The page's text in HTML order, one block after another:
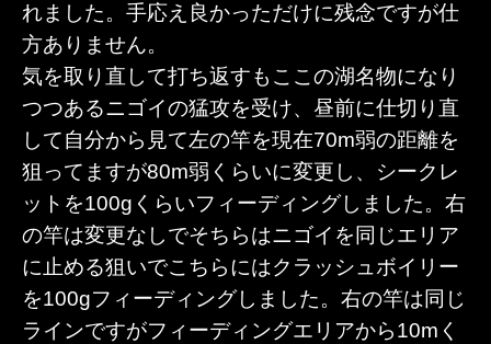
れました。手応え良かっただけに残念ですが仕
方ありません。
気を取り直して打ち返すもここの湖名物になり
つつあるニゴイの猛攻を受け、昼前に仕切り直
して自分から見て左の竿を現在70m弱の距離を
狙ってますが80m弱くらいに変更し、シークレ
ットを100gくらいフィーディングしました。右
の竿は変更なしでそちらはニゴイを同じエリア
に止める狙いでこちらにはクラッシュボイリー
を100gフィーディングしました。右の竿は同じ
ラインですがフィーディングエリアから10mく